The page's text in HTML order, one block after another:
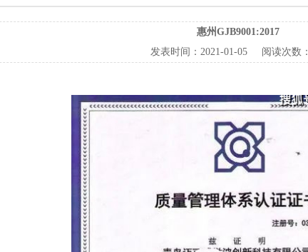
惠州GJB9001:2017
发表时间： 2021-01-05阅读次数：